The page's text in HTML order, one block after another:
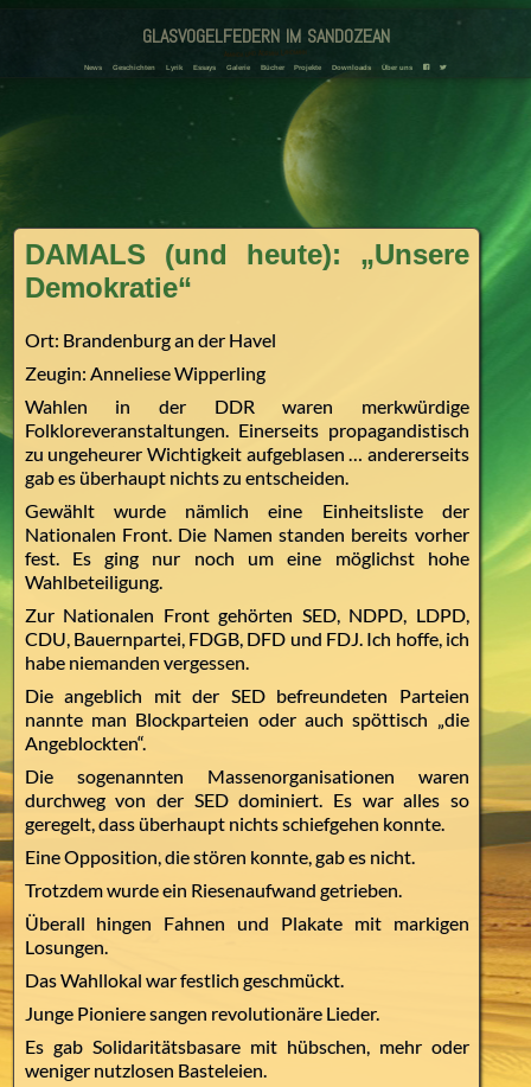
glasvogelfedern im sandozean
Amanda und Adriana Landmann
News Geschichten Lyrik Essays Galerie Bücher Projekte Downloads Über uns F T
DAMALS (und heute): „Unsere
Demokratie“
Ort: Brandenburg an der Havel
Zeugin: Anneliese Wipperling
Wahlen in der DDR waren merkwürdige
Folkloreveranstaltungen. Einerseits propagandistisch
zu ungeheurer Wichtigkeit aufgeblasen … andererseits
gab es überhaupt nichts zu entscheiden.
Gewählt wurde nämlich eine Einheitsliste der
Nationalen Front. Die Namen standen bereits vorher
fest. Es ging nur noch um eine möglichst hohe
Wahlbeteiligung.
Zur Nationalen Front gehörten SED, NDPD, LDPD,
CDU, Bauernpartei, FDGB, DFD und FDJ. Ich hoffe, ich
habe niemanden vergessen.
Die angeblich mit der SED befreundeten Parteien
nannte man Blockparteien oder auch spöttisch „die
Angeblockten“.
Die sogenannten Massenorganisationen waren
durchweg von der SED dominiert. Es war alles so
geregelt, dass überhaupt nichts schiefgehen konnte.
Eine Opposition, die stören konnte, gab es nicht.
Trotzdem wurde ein Riesenaufwand getrieben.
Überall hingen Fahnen und Plakate mit markigen
Losungen.
Das Wahllokal war festlich geschmückt.
Junge Pioniere sangen revolutionäre Lieder.
Es gab Solidaritätsbasare mit hübschen, mehr oder
weniger nutzlosen Basteleien.